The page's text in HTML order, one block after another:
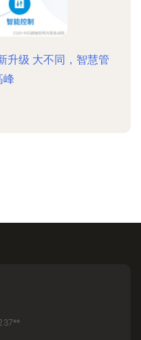
升级 大不同，智慧管
峰